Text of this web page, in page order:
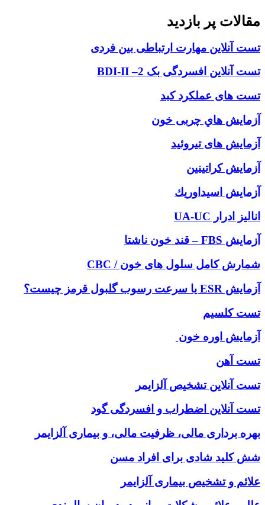
مقالات پر بازديد
تست آنلاین مهارت ارتباطی بین فردی
تست آنلاين افسردگی بک 2– BDI-II
تست های عملکرد کبد
آزمایش هاي چربی خون
آزمایش های تیروئید
آزمايش كراتينين
آزمايش اسيداوريك
انالیز ادرار UA-UC
آزمایش FBS – قند خون ناشتا
شمارش کامل سلول های خون / CBC
آزمایش ESR یا سرعت رسوب گلبول قرمز چیست؟
تست کلسیم
آزمایش اوره خون
تست آهن
تست آنلاين تشخيص آلزايمر
تست آنلاین اضطراب و افسردگی گود
بهره برداری مالی، ظرفیت مالی، و بیماری آلزایمر
شش کلید شادی برای افراد مسن
علائم و تشخیص بیماری آلزایمر